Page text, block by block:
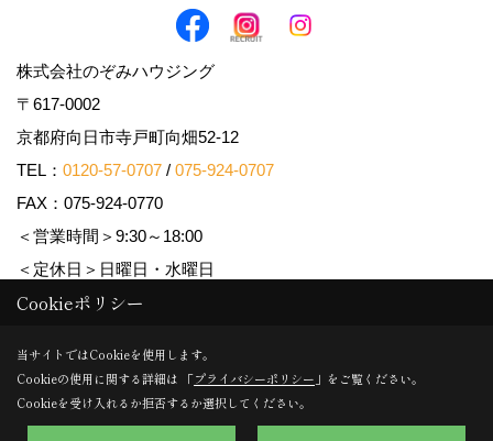
株式会社のぞみハウジング
〒617-0002
京都府向日市寺戸町向畑52-12
TEL： 0120-57-0707 / 075-924-0707
FAX：075-924-0770
＜営業時間＞9:30～18:00
＜定休日＞日曜日・水曜日
Copyright (c) Nozomi Housing. All Rights Reserved.
Produced byゴデスクリエイト
Cookieポリシー
当サイトではCookieを使用します。
Cookieの使用に関する詳細は 「プライバシーポリシー 」をご覧ください。
Cookieを受け入れるか拒否するか選択してください。